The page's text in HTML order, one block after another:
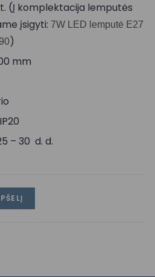
(Į komplektacija lemputės
įsigyti: 7W LED lemputė E27
)
mm
– 30 d. d.